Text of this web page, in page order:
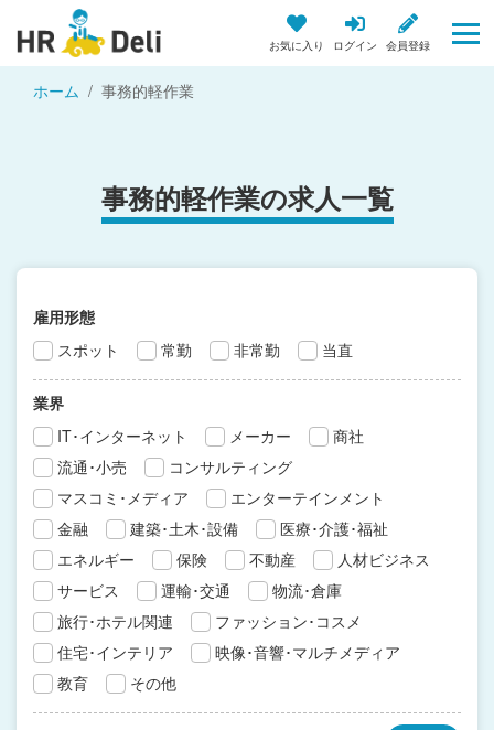
お気に入り ログイン 会員登録
ホーム 事務的軽作業
事務的軽作業の求人一覧
雇用形態
スポット
常勤 非常勤 当直
業界
IT･インターネット
メーカー
商社
流通･小売
コンサルティング
マスコミ･メディア
エンターテインメント
金融
建築･土木･設備
医療･介護･福祉
エネルギー
保険 不動産
人材ビジネス
サービス
運輸･交通
物流･倉庫
旅行･ホテル関連
ファッション･コスメ
住宅･インテリア
映像･音響･マルチメディア
教育
その他